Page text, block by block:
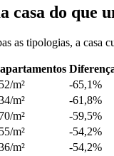
casa do que
as tipologias, a casa
m²
-65,1%
m²
-61,8%
m²
-59,5%
m²
-54,2%
m²
-54,2%